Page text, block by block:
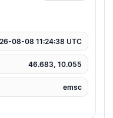
08-08 11:24:38 UTC
46.683, 10.055
emsc